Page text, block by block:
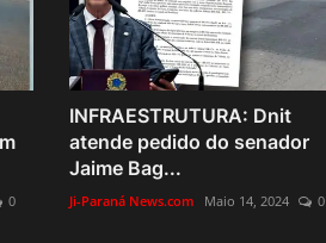
0
INFRAESTRUTURA: Dnit
atende pedido do senador
Jaime Bag...
Ji-Paraná News.com Maio 14, 2024 0